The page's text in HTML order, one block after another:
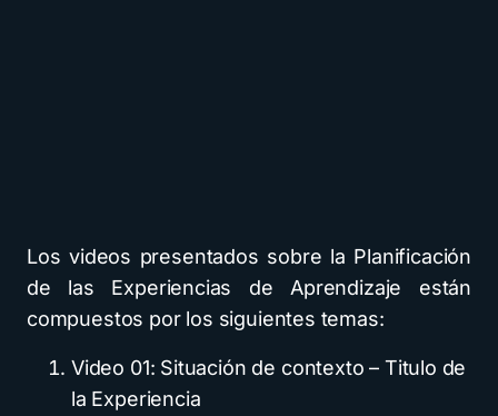
Los videos presentados sobre la Planificación
de las Experiencias de Aprendizaje están
compuestos por los siguientes temas:
Video 01: Situación de contexto – Titulo de
la Experiencia